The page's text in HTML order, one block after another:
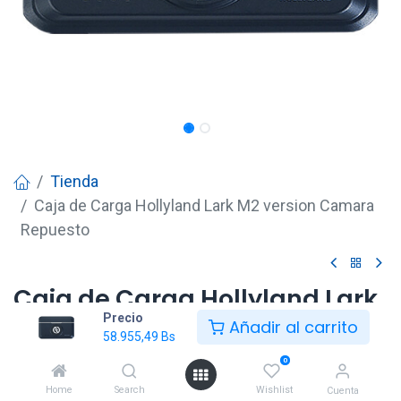
Precio
58.955,49 Bs Añadir al carrito
Home Search
0
Wishlist Cuenta
Tienda
Caja de Carga Hollyland Lark M2 version Camara
Repuesto
Caja de Carga Hollyland Lark
M2 version Camara Repuesto
58.955,49 Bs